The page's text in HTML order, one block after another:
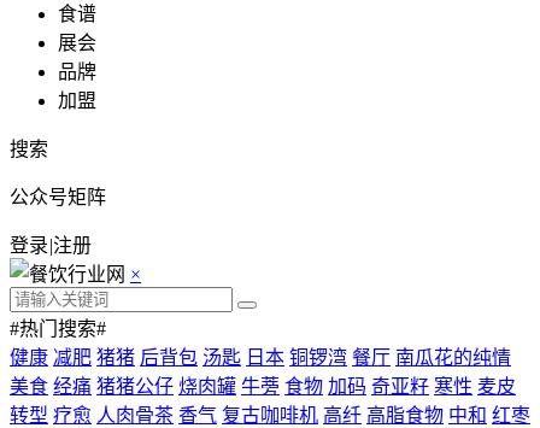
食谱
展会
品牌
加盟
搜索
公众号矩阵
登录|注册
×
#热门搜索#
健康 减肥 猪猪 后背包 汤匙 日本 铜锣湾 餐厅 南瓜花的纯情
美食 经痛 猪猪公仔 烧肉罐 牛蒡 食物 加码 奇亚籽 寒性 麦皮
转型 疗愈 人肉骨茶 香气 复古咖啡机 高纤 高脂食物 中和 红枣